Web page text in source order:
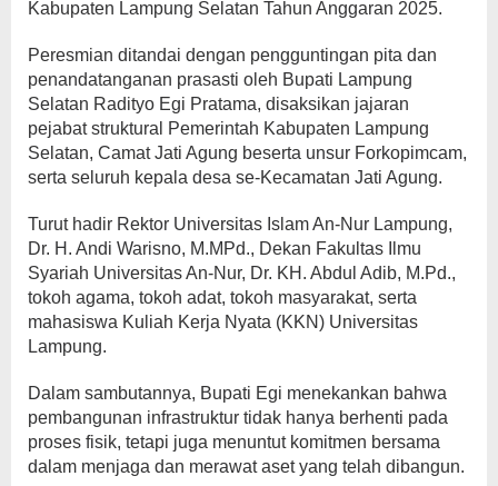
Kabupaten Lampung Selatan Tahun Anggaran 2025.
Peresmian ditandai dengan pengguntingan pita dan
penandatanganan prasasti oleh Bupati Lampung
Selatan Radityo Egi Pratama, disaksikan jajaran
pejabat struktural Pemerintah Kabupaten Lampung
Selatan, Camat Jati Agung beserta unsur Forkopimcam,
serta seluruh kepala desa se-Kecamatan Jati Agung.
Turut hadir Rektor Universitas Islam An-Nur Lampung,
Dr. H. Andi Warisno, M.MPd., Dekan Fakultas Ilmu
Syariah Universitas An-Nur, Dr. KH. Abdul Adib, M.Pd.,
tokoh agama, tokoh adat, tokoh masyarakat, serta
mahasiswa Kuliah Kerja Nyata (KKN) Universitas
Lampung.
Dalam sambutannya, Bupati Egi menekankan bahwa
pembangunan infrastruktur tidak hanya berhenti pada
proses fisik, tetapi juga menuntut komitmen bersama
dalam menjaga dan merawat aset yang telah dibangun.